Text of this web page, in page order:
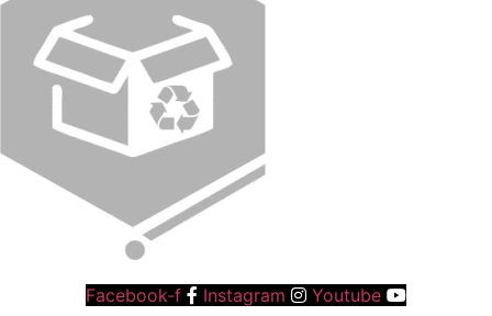
Facebook-f Instagram Youtube